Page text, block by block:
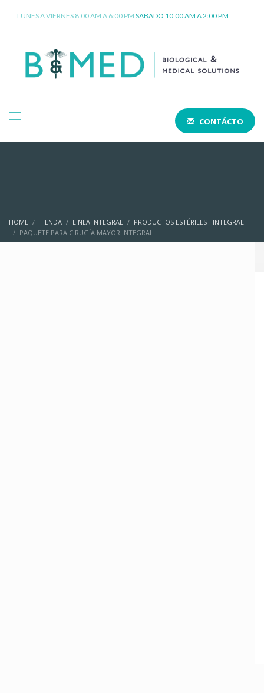
LUNES A VIERNES 8:00 AM A 6:00 PM SABADO 10:00 AM A 2:00 PM
CONTÁCTO
HOME TIENDA LINEA INTEGRAL
PRODUCTOS ESTÉRILES - INTEGRAL
PAQUETE PARA CIRUGÍA MAYOR INTEGRAL